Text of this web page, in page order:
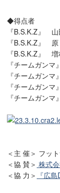
◆得点者
『B.S.K.Z』
『B.S.K.Z』
『B.S.K.Z』
『チームガン
『チームガン
『チームガン
『チームガン
＜主 催＞ フッ
＜協 賛＞ 株式
＜協 力＞ 『広